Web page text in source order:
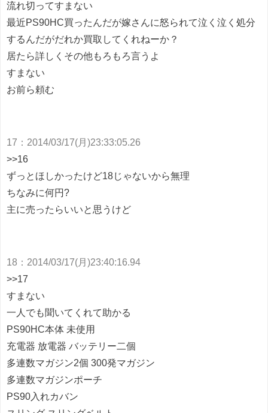
流れ切ってすまない
最近PS90HC買ったんだが嫁さんに怒られて泣く泣く処分
するんだがだれか買取してくれねーか？
居たら詳しくその他もろもろ言うよ
すまない
お前ら頼む
17 ： 2014/03/17(月)23:33:05.26
>>16
ずっとほしかったけど18じゃないから無理
ちなみに何円?
主に売ったらいいと思うけど
18 ： 2014/03/17(月)23:40:16.94
>>17
すまない
一人でも聞いてくれて助かる
PS90HC本体 未使用
充電器 放電器 バッテリー二個
多連数マガジン2個 300発マガジン
多連数マガジンポーチ
PS90入れカバン